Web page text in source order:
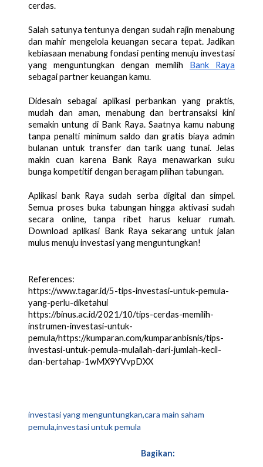
cerdas.
Salah satunya tentunya dengan sudah rajin menabung
dan mahir mengelola keuangan secara tepat. Jadikan
kebiasaan menabung fondasi penting menuju investasi
yang menguntungkan dengan memilih Bank Raya
sebagai partner keuangan kamu.
Didesain sebagai aplikasi perbankan yang praktis,
mudah dan aman, menabung dan bertransaksi kini
semakin untung di Bank Raya. Saatnya kamu nabung
tanpa penalti minimum saldo dan gratis biaya admin
bulanan untuk transfer dan tarik uang tunai. Jelas
makin cuan karena Bank Raya menawarkan suku
bunga kompetitif dengan beragam pilihan tabungan.
Aplikasi bank Raya sudah serba digital dan simpel.
Semua proses buka tabungan hingga aktivasi sudah
secara online, tanpa ribet harus keluar rumah.
Download aplikasi Bank Raya sekarang untuk jalan
mulus menuju investasi yang menguntungkan!
References:
https://www.tagar.id/5-tips-investasi-untuk-pemula-
yang-perlu-diketahui
https://binus.ac.id/2021/10/tips-cerdas-memilih-
instrumen-investasi-untuk-
pemula/https://kumparan.com/kumparanbisnis/tips-
investasi-untuk-pemula-mulailah-dari-jumlah-kecil-
dan-bertahap-1wMX9YVvpDXX
investasi yang menguntungkan,cara main saham
pemula,investasi untuk pemula
Bagikan: